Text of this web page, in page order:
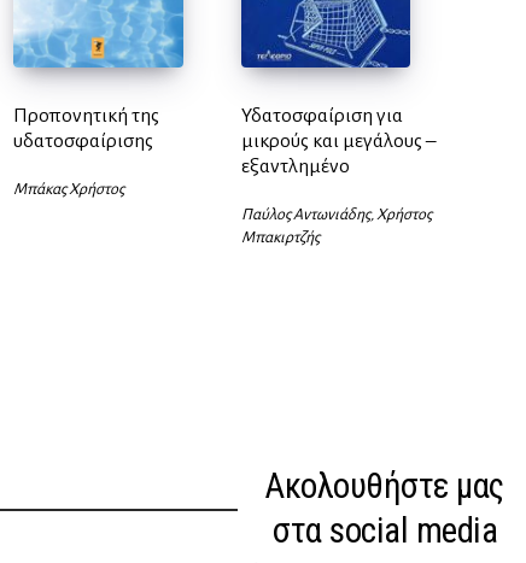
Προπονητική της
υδατοσφαίρισης
Μπάκας Χρήστος
Υδατοσφαίριση για
μικρούς και μεγάλους –
εξαντλημένο
Παύλος Αντωνιάδης, Χρήστος
Μπακιρτζής
Ακολουθήστε μας
στα social media